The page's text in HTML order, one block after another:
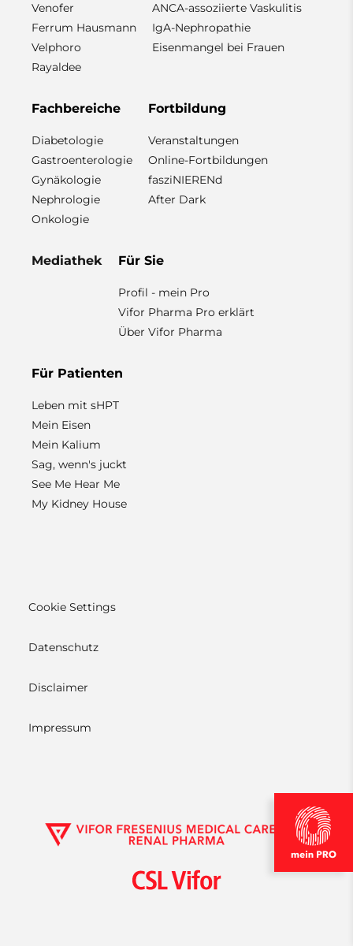
Venofer
Ferrum Hausmann
Velphoro
Rayaldee
ANCA-assoziierte Vaskulitis
IgA-Nephropathie
Eisenmangel bei Frauen
Fachbereiche
Diabetologie
Gastroenterologie
Gynäkologie
Nephrologie
Onkologie
Fortbildung
Veranstaltungen
Online-Fortbildungen
fasziNIERENd
After Dark
Mediathek Für Sie
Profil - mein Pro
Vifor Pharma Pro erklärt
Über Vifor Pharma
Für Patienten
Leben mit sHPT
Mein Eisen
Mein Kalium
Sag, wenn's juckt
See Me Hear Me
My Kidney House
Cookie Settings
Datenschutz
Disclaimer
Impressum